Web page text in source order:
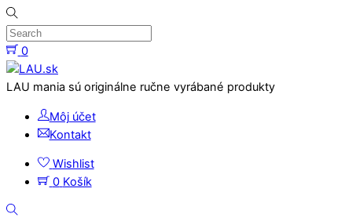
Skip
to
content
0
Menu
LAU mania sú originálne ručne vyrábané produkty
Môj účet
Kontakt
Wishlist
0 Košík
Search